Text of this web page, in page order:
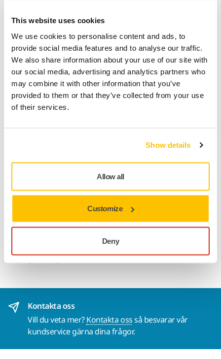
This website uses cookies
We use cookies to personalise content and ads, to
provide social media features and to analyse our traffic.
We also share information about your use of our site with
our social media, advertising and analytics partners who
may combine it with other information that you’ve
provided to them or that they’ve collected from your use
of their services.
Show details
Allow all
Customize
Deny
Snabb leverans
Fri frakt över 49.90€ inkl.moms
Säker kortbetalning
Uppföljning av försändelse
Gör en retur enkelt på www.mirka.com/sv-
Teknisk specifikation
Nedladdningar
Underlagsplatta till Mirka® AOS, AOS-B and AROS-B. Hålfri
och mjuk, för självhäftande sliprondeller.
Kontakta oss
Vill du veta mer?Kontakta ossså besvarar vår
kundservice gärna dina frågor.